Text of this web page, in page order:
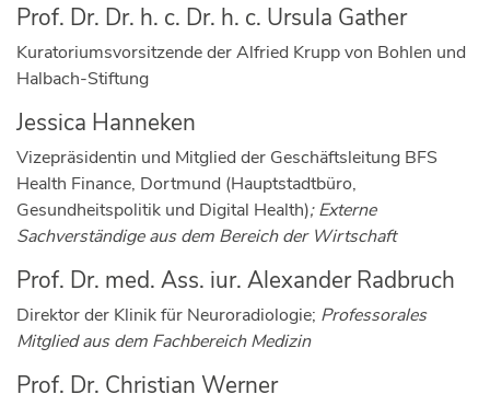
Prof. Dr. Dr. h. c. Dr. h. c. Ursula Gather
Kuratoriumsvorsitzende der Alfried Krupp von Bohlen und
Halbach-Stiftung
Jessica Hanneken
Vizepräsidentin und Mitglied der Geschäftsleitung BFS
Health Finance, Dortmund (Hauptstadtbüro,
Gesundheitspolitik und Digital Health); Externe
Sachverständige aus dem Bereich der Wirtschaft
Prof. Dr. med. Ass. iur. Alexander Radbruch
Direktor der Klinik für Neuroradiologie; Professorales
Mitglied aus dem Fachbereich Medizin
Prof. Dr. Christian Werner